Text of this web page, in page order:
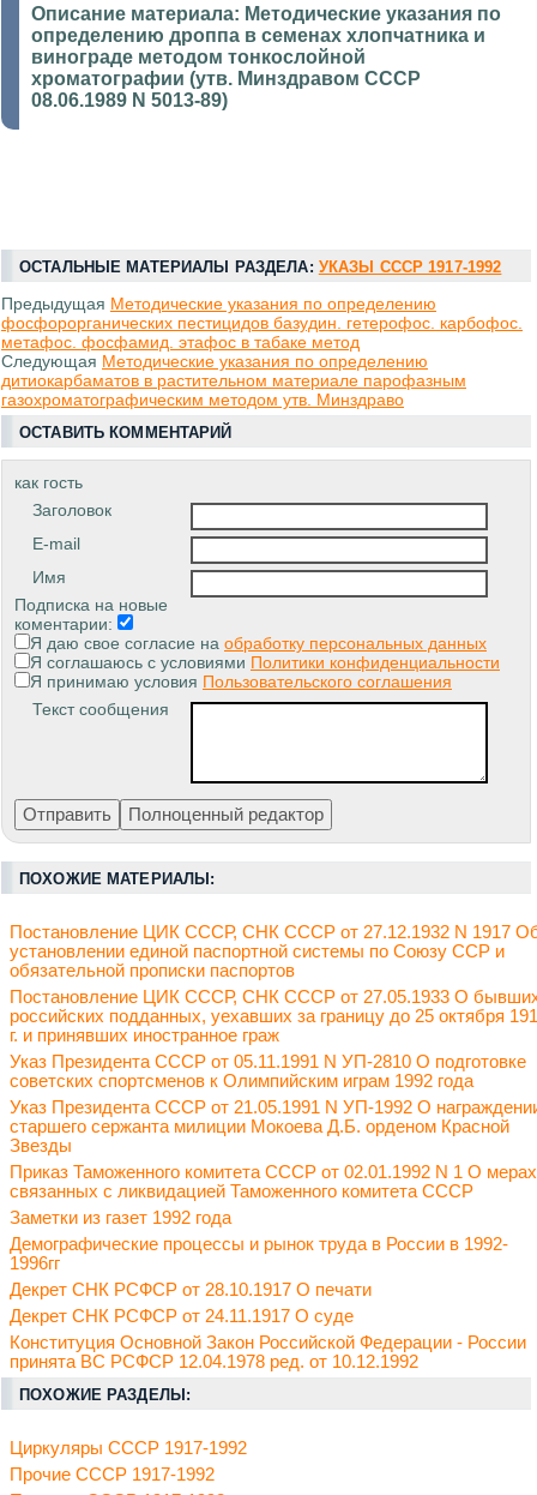
Описание материала: Методические указания по
определению дроппа в семенах хлопчатника и
винограде методом тонкослойной
хроматографии (утв. Минздравом СССР
08.06.1989 N 5013-89)
ОСТАЛЬНЫЕ МАТЕРИАЛЫ РАЗДЕЛА: УКАЗЫ СССР 1917-1992
Предыдущая Методические указания по определению
фосфорорганических пестицидов базудин. гетерофос. карбофос.
метафос. фосфамид. этафос в табаке метод
Следующая Методические указания по определению
дитиокарбаматов в растительном материале парофазным
газохроматографическим методом утв. Минздраво
ОСТАВИТЬ КОММЕНТАРИЙ
как гость
Заголовок
E-mail
Имя
Подписка на новые
коментарии:
Я даю свое согласие на обработку персональных данных
Я соглашаюсь с условиями Политики конфиденциальности
Я принимаю условия Пользовательского соглашения
Текст сообщения
ПОХОЖИЕ МАТЕРИАЛЫ:
Постановление ЦИК СССР, СНК СССР от 27.12.1932 N 1917
установлении единой паспортной системы по Союзу ССР и
обязательной прописки паспортов
Постановление ЦИК СССР, СНК СССР от 27.05.1933 О
российских подданных, уехавших за границу до 25 октября
г. и принявших иностранное граж
Указ Президента СССР от 05.11.1991 N УП-2810 О подготовке
советских спортсменов к Олимпийским играм 1992 года
Указ Президента СССР от 21.05.1991 N УП-1992 О
старшего сержанта милиции Мокоева Д.Б. орденом Красной
Звезды
Приказ Таможенного комитета СССР от 02.01.1992 N 1 О
связанных с ликвидацией Таможенного комитета СССР
Заметки из газет 1992 года
Демографические процессы и рынок труда в России в 1992-
1996гг
Декрет СНК РСФСР от 28.10.1917 О печати
Декрет СНК РСФСР от 24.11.1917 О суде
Конституция Основной Закон Российской Федерации - России
принята ВС РСФСР 12.04.1978 ред. от 10.12.1992
ПОХОЖИЕ РАЗДЕЛЫ:
Циркуляры СССР 1917-1992
Прочие СССР 1917-1992